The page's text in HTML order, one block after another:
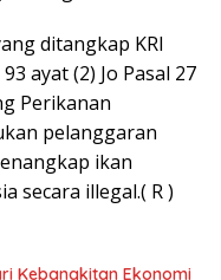
ditangkap KRI
ayat (2) Jo Pasal 27
Perikanan
pelanggaran
ikan
secara illegal.( R )
Kebangkitan Ekonomi